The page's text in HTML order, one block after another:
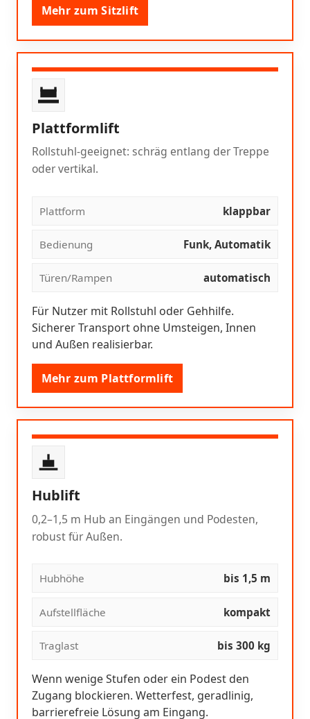
Mehr zum Sitzlift
Plattformlift
Rollstuhl-geeignet: schräg entlang der Treppe
oder vertikal.
Plattform klappbar
Bedienung Funk, Automatik
Türen/Rampen automatisch
Für Nutzer mit Rollstuhl oder Gehhilfe.
Sicherer Transport ohne Umsteigen, Innen
und Außen realisierbar.
Mehr zum Plattformlift
Hublift
0,2–1,5 m Hub an Eingängen und Podesten,
robust für Außen.
Hubhöhe bis 1,5 m
Aufstellfläche kompakt
Traglast bis 300 kg
Wenn wenige Stufen oder ein Podest den
Zugang blockieren. Wetterfest, geradlinig,
barrierefreie Lösung am Eingang.